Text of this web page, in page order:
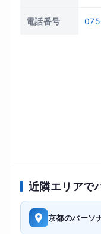
電話番号
近隣エリアで
京都のパーソ